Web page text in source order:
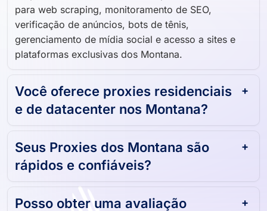
para web scraping, monitoramento de SEO,
verificação de anúncios, bots de tênis,
gerenciamento de mídia social e acesso a sites e
plataformas exclusivas dos Montana.
Você oferece proxies residenciais
e de datacenter nos Montana?
Seus Proxies dos Montana são
rápidos e confiáveis?
Posso obter uma avaliação